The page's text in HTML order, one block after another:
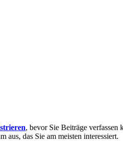
, bevor Sie Beiträge
aus, das Sie am meisten interessiert.